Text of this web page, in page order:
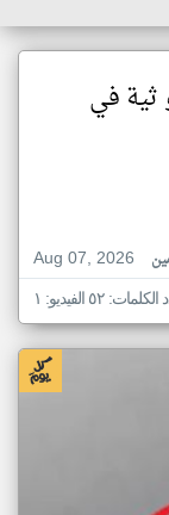
في
Aug 07, 2026
٥٢ الفيديو: ١